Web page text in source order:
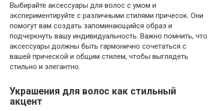
Выбирайте аксессуары для волос с умом и
экспериментируйте с различными стилями причесок. Они
помогут вам создать запоминающийся образ и
подчеркнуть вашу индивидуальность. Важно помнить, что
аксессуары должны быть гармонично сочетаться с
вашей прической и общим стилем, чтобы выглядеть
стильно и элегантно.
Украшения для волос как стильный
акцент